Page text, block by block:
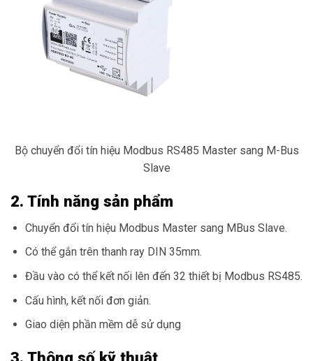
Bộ chuyển đổi tín hiệu Modbus RS485 Master sang M-Bus
Slave
2. Tính năng sản phẩm
Chuyển đổi tín hiệu Modbus Master sang MBus Slave.
Có thể gắn trên thanh ray DIN 35mm.
Đầu vào có thể kết nối lên đến 32 thiết bị Modbus RS485.
Cấu hình, kết nối đơn giản.
Giao diện phần mềm dễ sử dụng